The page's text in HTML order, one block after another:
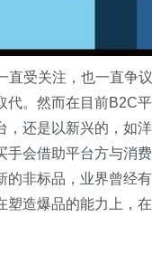
直受关注，也一直争
代。然而在目前B2C
，还是以新兴的，如
手会借助平台方与消
的非标品，业界曾经
造爆品的能力上，